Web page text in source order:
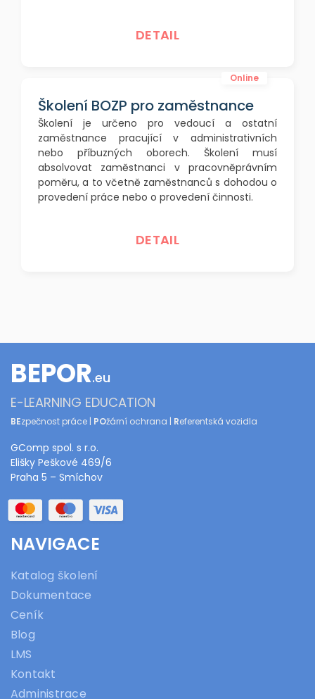
DETAIL
Online
Školení BOZP pro zaměstnance
Školení je určeno pro vedoucí a ostatní
zaměstnance pracující v administrativních
nebo příbuzných oborech. Školení musí
absolvovat zaměstnanci v pracovněprávním
poměru, a to včetně zaměstnanců s dohodou o
provedení práce nebo o provedení činnosti.
DETAIL
BEPOR.eu
E-LEARNING EDUCATION
BEzpečnost práce | POžární ochrana | Referentská vozidla
GComp spol. s r.o.
Elišky Peškové 469/6
Praha 5 – Smíchov
NAVIGACE
Katalog školení
Dokumentace
Ceník
Blog
LMS
Kontakt
Administrace